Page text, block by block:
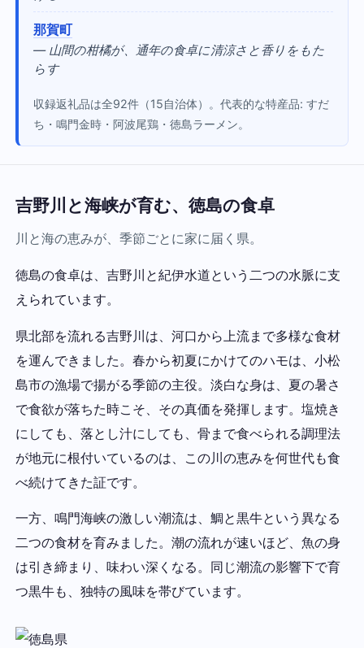
那賀町
— 山間の柑橘が、通年の食卓に清涼さと香りをもた
らす
収録返礼品は全92件（15自治体）。代表的な特産品: すだ
ち・鳴門金時・阿波尾鶏・徳島ラーメン。
吉野川と海峡が育む、徳島の食卓
川と海の恵みが、季節ごとに家に届く県。
徳島の食卓は、吉野川と紀伊水道という二つの水脈に支
えられています。
県北部を流れる吉野川は、河口から上流まで多様な食材
を運んできました。春から初夏にかけてのハモは、小松
島市の漁場で揚がる季節の主役。淡白な身は、夏の暑さ
で食欲が落ちた時こそ、その真価を発揮します。塩焼き
にしても、落とし汁にしても、骨まで食べられる調理法
が地元に根付いているのは、この川の恵みを何世代も食
べ続けてきた証です。
一方、鳴門海峡の激しい潮流は、鯛と黒牛という異なる
二つの食材を育みました。潮の流れが速いほど、魚の身
は引き締まり、味わい深くなる。同じ潮流の影響下で育
つ黒牛も、独特の風味を帯びています。